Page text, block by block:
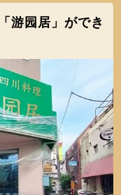
游园居」ができ